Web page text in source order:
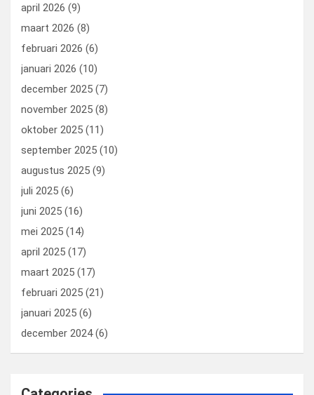
april 2026 (9)
maart 2026 (8)
februari 2026 (6)
januari 2026 (10)
december 2025 (7)
november 2025 (8)
oktober 2025 (11)
september 2025 (10)
augustus 2025 (9)
juli 2025 (6)
juni 2025 (16)
mei 2025 (14)
april 2025 (17)
maart 2025 (17)
februari 2025 (21)
januari 2025 (6)
december 2024(6)